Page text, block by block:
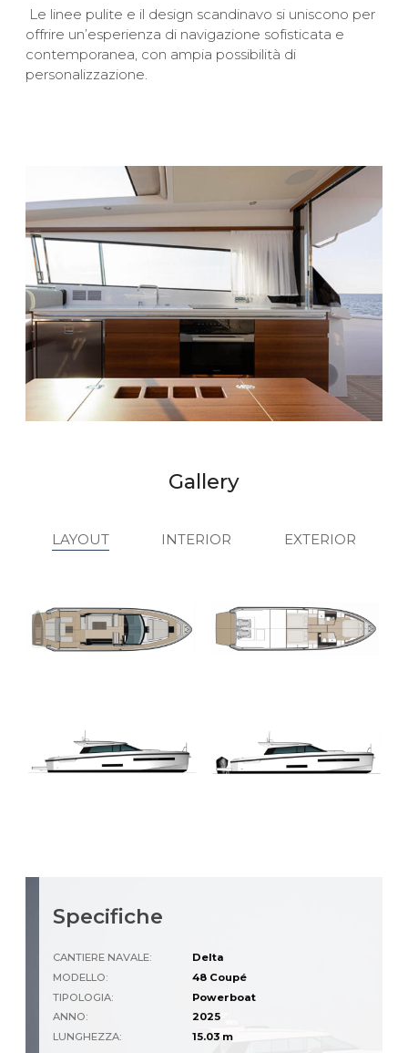
Le linee pulite e il design scandinavo si uniscono per
offrire un’esperienza di navigazione sofisticata e
contemporanea, con ampia possibilità di
personalizzazione.
Gallery
LAYOUT INTERIOR EXTERIOR
Specifiche
CANTIERE NAVALE:
Delta
MODELLO:
48 Coupé
TIPOLOGIA:
Powerboat
ANNO:
2025
LUNGHEZZA:
15.03 m